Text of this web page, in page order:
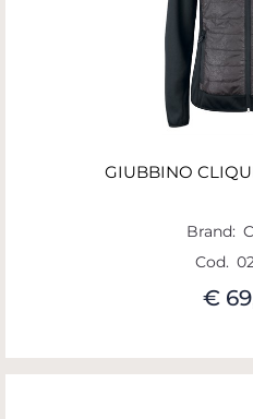
GIUBBINO
Brand:
Cod.
€